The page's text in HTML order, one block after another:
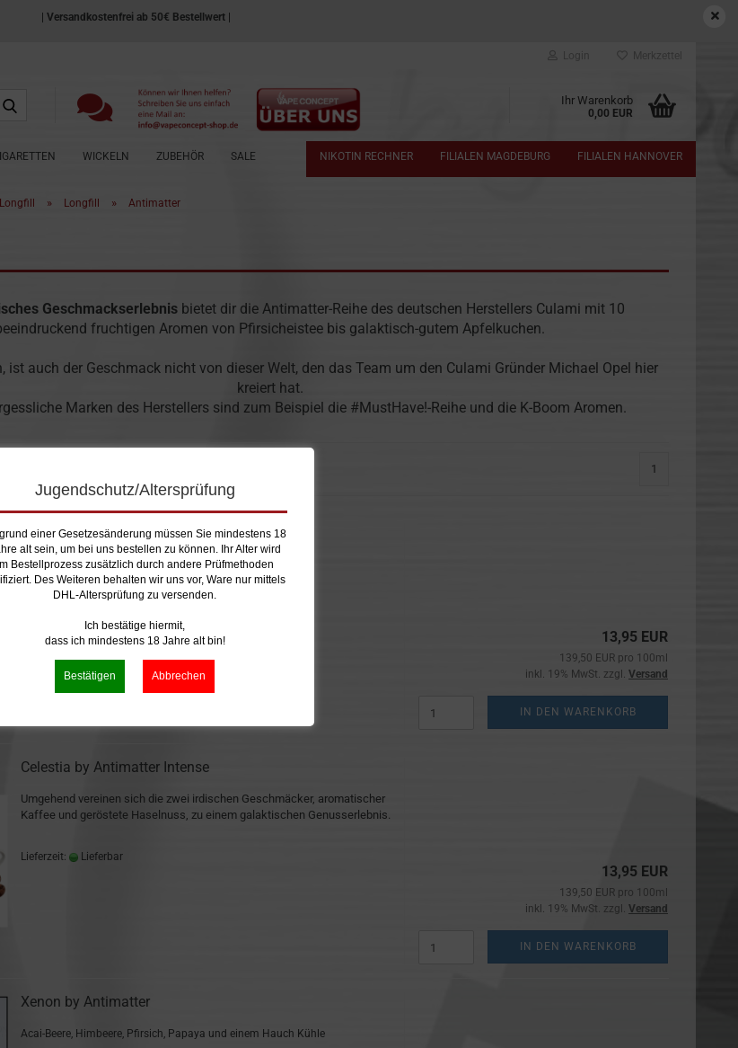
Login Merkzettel
Ihr Warenkorb
0,00 EUR
Versandkostenfrei ab 50€ Bestellwert |
WICKELN ZUBEHÖR SALE NIKOTIN RECHNER FILIALEN MAGDEBURG FILIALEN HANNOVER
Jugendschutz/Altersprüfung
einer Gesetzesänderung müssen Sie mindestens 18
alt sein, um bei uns bestellen zu können. Ihr Alter wird
Bestellprozess zusätzlich durch andere Prüfmethoden
Des Weiteren behalten wir uns vor, Ware nur mittels
DHL-Altersprüfung zu versenden.
Ich bestätige hiermit,
dass ich mindestens 18 Jahre alt bin!
» Longfill » Antimatter
Geschmackserlebnis bietet dir die Antimatter-Reihe des deutschen Herstellers Culami mit 10
fruchtigen Aromen von Pfirsicheistee bis galaktisch-gutem Apfelkuchen.
ist auch der Geschmack nicht von dieser Welt, den das Team um den Culami Gründer Michael Opel hier
kreiert hat.
Marken des Herstellers sind zum Beispiel die #MustHave!-Reihe und die K-Boom Aromen.
1
Radon Reborn by Antimatter
Smoothie aus Banane, Himbeere und Papaya
Lieferbar
13,95 EUR
139,50 EUR pro 100ml
inkl. 19% MwSt. zzgl. Versand
IN DEN WARENKORB
Celestia by Antimatter Intense
Umgehend vereinen sich die zwei irdischen Geschmäcker, aromatischer
Kaffee und geröstete Haselnuss, zu einem galaktischen Genusserlebnis.
Lieferzeit: Lieferbar
13,95 EUR
139,50 EUR pro 100ml
inkl. 19% MwSt. zzgl. Versand
IN DEN WARENKORB
Xenon by Antimatter
Acai-Beere, Himbeere, Pfirsich, Papaya und einem Hauch Kühle